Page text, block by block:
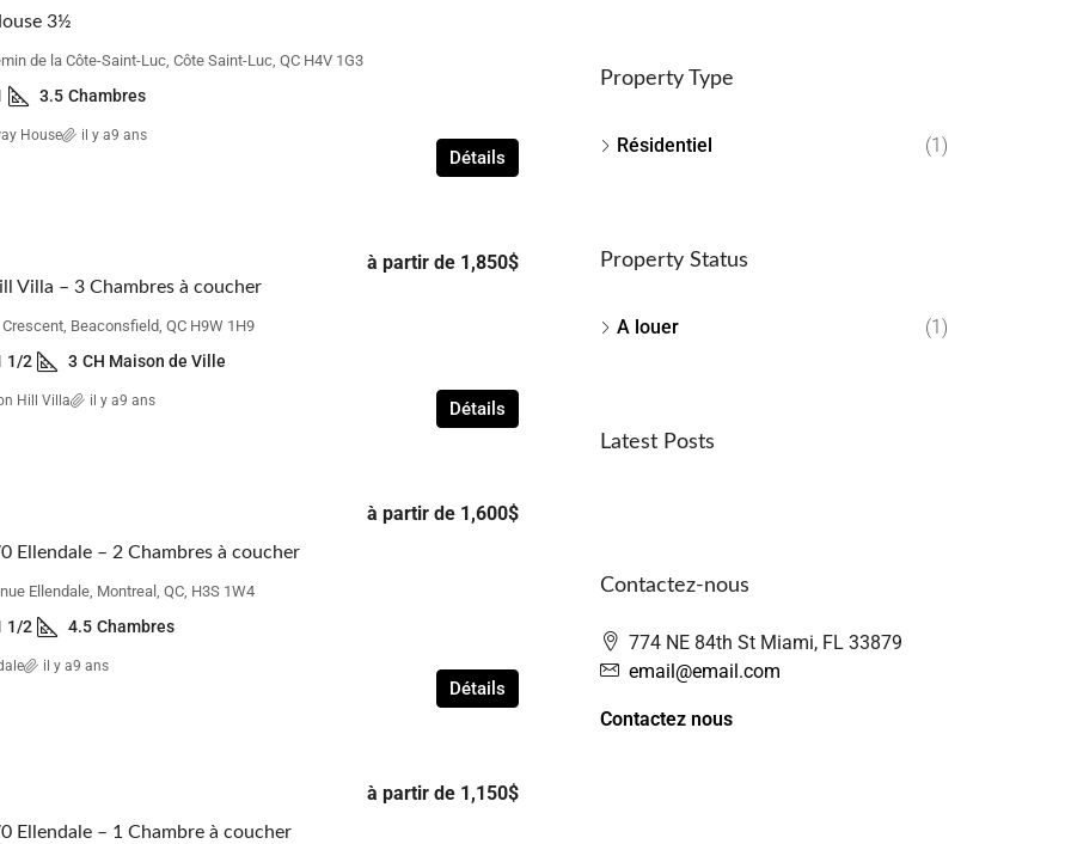
3½
de la Côte-Saint-Luc, Côte Saint-Luc, QC H4V 1G3
3.5 Chambres
Détails
House il y a9 ans
Villa – 3 Chambres à coucher
à partir de 1,850$
Crescent, Beaconsfield, QC H9W 1H9
1/2 3 CH Maison de Ville
Détails
Hill Villa il y a9 ans
Ellendale – 2 Chambres à coucher
à partir de 1,600$
Ellendale, Montreal, QC, H3S 1W4
1/2 4.5 Chambres
Détails
il y a9 ans
Ellendale – 1 Chambre à coucher
à partir de 1,150$
Property Type
Résidentiel (1)
Property Status
A louer (1)
Latest Posts
Contactez-nous
774 NE 84th St Miami, FL 33879
email@email.com
Contactez nous